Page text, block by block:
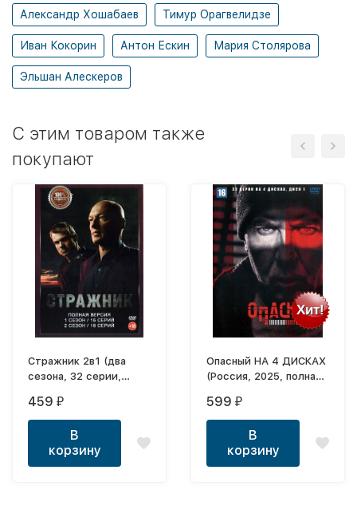
Александр Хошабаев Тимур Орагвелидзе
Иван Кокорин Антон Ескин Мария Столярова
Эльшан Алескеров
C этим товаром также
покупают
Стражник 2в1 (два
сезона, 32 серии,
459 ₽
В
корзину
Хит!
Опасный НА 4 ДИСКАХ
(Россия, 2025, полная
599 ₽
В
корзину